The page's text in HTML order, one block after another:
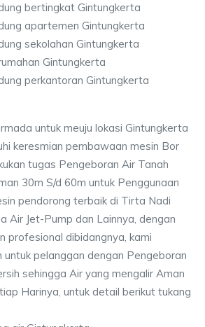
bertingkat Gintungkerta
apartemen Gintungkerta
sekolahan Gintungkerta
Gintungkerta
perkantoran Gintungkerta
untuk meuju lokasi Gintungkerta
keresmian pembawaan mesin Bor
tugas Pengeboran Air Tanah
30m S/d 60m untuk Penggunaan
pendorong terbaik di Tirta Nadi
Air Jet-Pump dan Lainnya, dengan
profesional dibidangnya, kami
untuk pelanggan dengan Pengeboran
sehingga Air yang mengalir Aman
Harinya, untuk detail berikut tukang